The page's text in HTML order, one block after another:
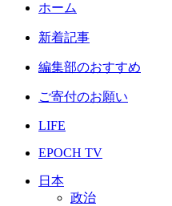
ホーム
新着記事
編集部のおすすめ
ご寄付のお願い
LIFE
EPOCH TV
日本
政治